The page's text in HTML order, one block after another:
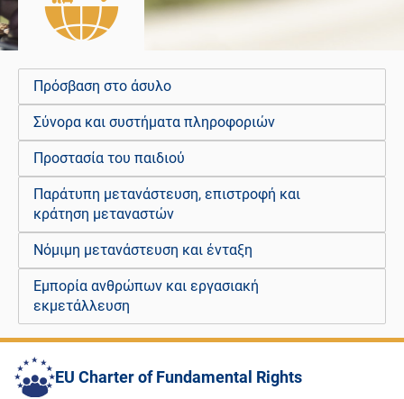
Πρόσβαση στο άσυλο
Σύνορα και συστήματα πληροφοριών
Προστασία του παιδιού
Παράτυπη μετανάστευση, επιστροφή και
κράτηση μεταναστών
Νόμιμη μετανάστευση και ένταξη
Εμπορία ανθρώπων και εργασιακή
εκμετάλλευση
EU Charter of Fundamental Rights